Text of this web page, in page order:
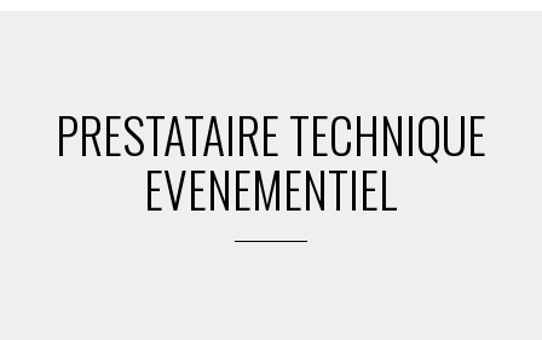
PRESTATAIRE TECHNIQUE
EVENEMENTIEL